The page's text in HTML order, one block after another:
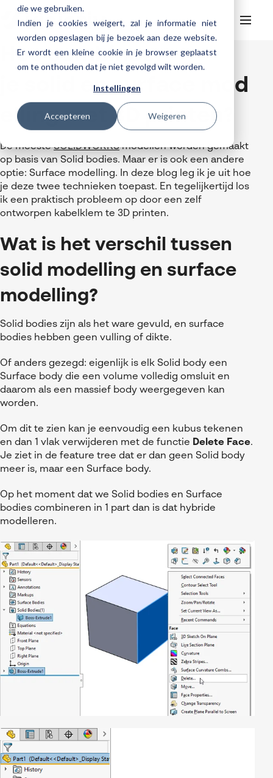
die we gebruiken.
Indien je cookies weigert, zal je informatie niet
worden opgeslagen bij je bezoek aan deze website.
Er wordt een kleine cookie in je browser geplaatst
om te onthouden dat je niet gevolgd wilt worden.
Instellingen
Accepteren Weigeren
HelpdeskWebinars
SOLIDWORKS Design
AI in SOLIDWORKS Design
Cloud services gratis activeren
SOLIDWORKS Design Ultimate
CATIA
3DEXPERIENCE
nTopology
DriveWorks
DraftSight
Manufacturing
DELMIA
SOLIDWORKS CAM
Databeheer & PLM
SOLIDWORKS PDM
Visiativ PLM
ENOVIA
Virtueel testen
3DEXPERIENCE Cloud Simulation
SOLIDWORKS Simulation
Consultancy diensten
Meer
SOLIDWORKS Composer
SOLIDWORKS Visualize
SOLIDWORKS Electrical
Visiativ Customer Service
Spare Parts Platform
CATIA Composer
myPDMtools
Cloud services for SOLIDWORKS
Cloudmigratie
Trainingen
3DEXPERIENCE trainingen
Trainingskalender
Helpdesk
My Visiativ Login
Onderhoudscontract SOLIDWORKS
Over Visiativ
Ons bedrijf
Werken bij Visiativ
Evenementen
MyCAD Day 2026
Referenties
Acties en promoties
Kennis
Downloads
Contact
Hoe combineer
je solid en surface mod
elling met 3D printen?
De meesteSOLIDWORKSmodellen worden gemaakt
op basis van Solid bodies. Maar er is ook een andere
optie: Surface modelling. In deze blog leg ik je uit hoe
je deze twee technieken toepast. En tegelijkertijd los
ik een praktisch probleem op door een zelf
ontworpen kabelklem te 3D printen.
Wat is het verschil tussen
solid modelling en surface
modelling?
Solid bodies zijn als het ware gevuld, en surface
bodies hebben geen vulling of dikte.
Of anders gezegd: eigenlijk is elk Solid body een
Surface body die een volume volledig omsluit en
daarom als een massief body weergegeven kan
worden.
Om dit te zien kan je eenvoudig een kubus tekenen
en dan 1 vlak verwijderen met de functie Delete Face.
Je ziet in de feature tree dat er dan geen Solid body
meer is, maar een Surface body.
Op het moment dat we Solid bodies en Surface
bodies combineren in 1 part dan is dat hybride
modelleren.